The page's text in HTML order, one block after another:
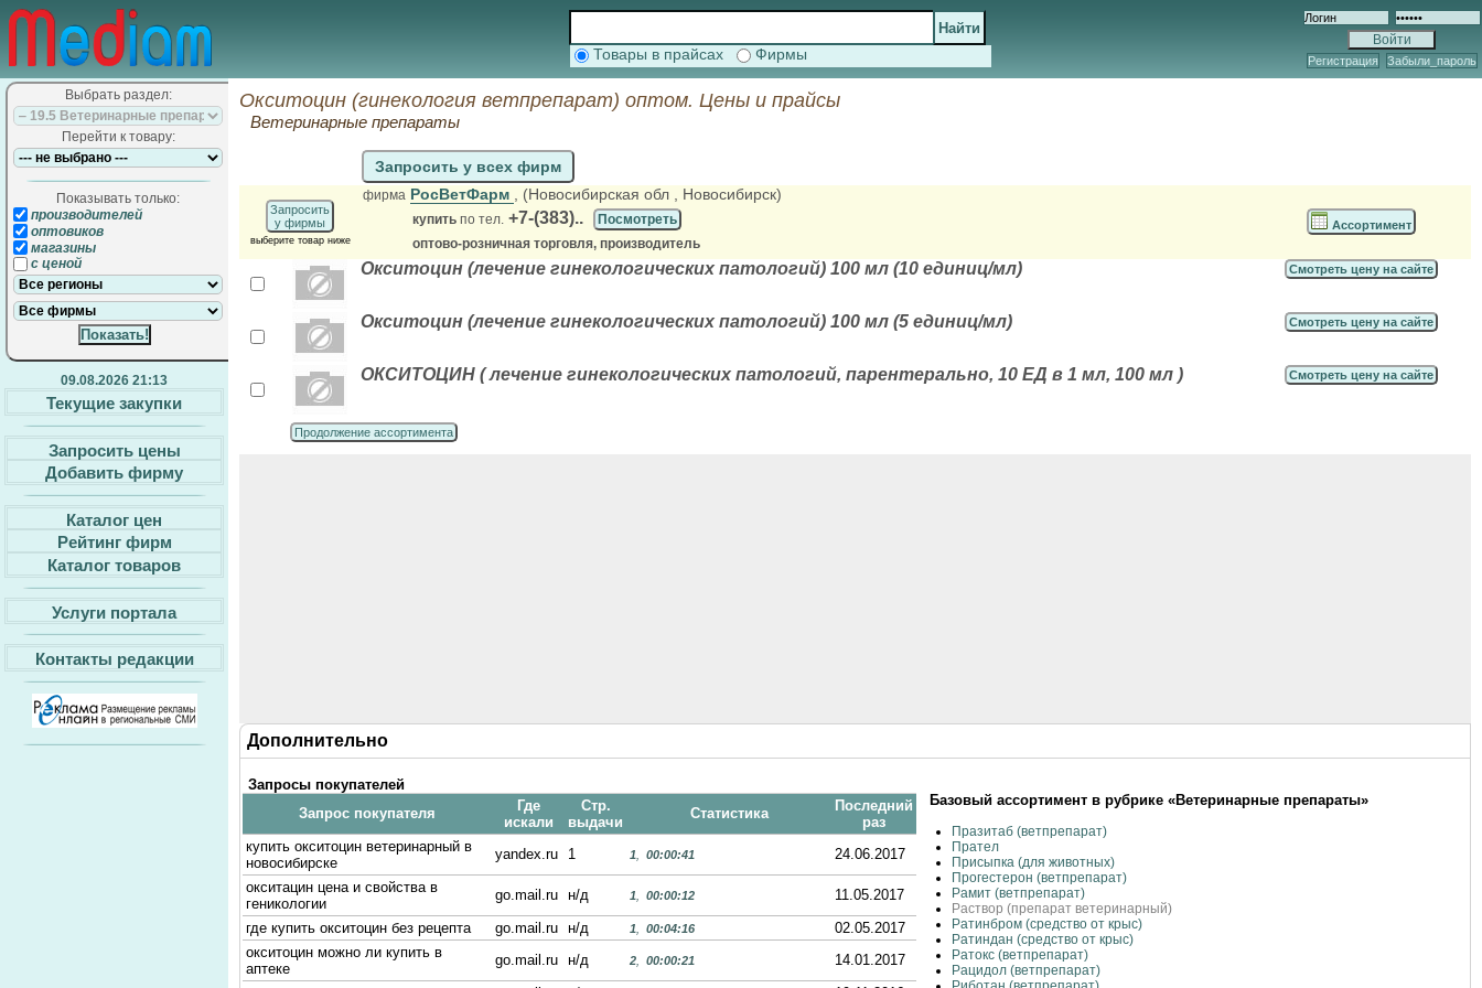
Товары в прайсах Фирмы Регистрация Забыли_пароль
Выбрать раздел:
Перейти к товару:
Показывать только:
производителей
оптовиков
магазины
с ценой
09.08.2026 21:13
Текущие закупки
Запросить цены
Добавить фирму
Каталог цен
Рейтинг фирм
Каталог товаров
Услуги портала
Контакты редакции
Окситоцин (гинекология ветпрепарат) оптом. Цены и прайсы
Ветеринарные препараты
Запросить у всех фирм
Запросить
у фирмы
выберите товар ниже
фирма РосВетФарм , (Новосибирская обл , Новосибирск)
купить по тел. +7-(383)..
Посмотреть
оптово-розничная торговля, производитель
Ассортимент
Окситоцин (лечение гинекологических патологий) 100 мл (10 единиц/мл) Смотреть цену на сайте
Окситоцин (лечение гинекологических патологий) 100 мл (5 единиц/мл) Смотреть цену на сайте
ОКСИТОЦИН ( лечение гинекологических патологий, парентерально, 10 ЕД в 1 мл, 100 мл ) Смотреть цену на сайте
Продолжение ассортимента
Дополнительно
Запросы покупателей
Запрос покупателя
Где
искали
Стр.
выдачи
Статистика
Последний
раз
купить окситоцин ветеринарный в
новосибирске
yandex.ru 1 1 00:00:41
24.06.2017
окситацин цена и свойства в
геникологии
go.mail.ru н/д 1 00:00:12
11.05.2017
где купить окситоцин без рецепта
go.mail.ru н/д 1 00:04:16
02.05.2017
окситоцин можно ли купить в
аптеке
go.mail.ru н/д 2 00:00:21
14.01.2017
Базовый ассортимент в рубрике «Ветеринарные препараты»
Празитаб (ветпрепарат)
Прател
Присыпка (для животных)
Прогестерон (ветпрепарат)
Рамит (ветпрепарат)
Раствор (препарат ветеринарный)
Ратинбром (средство от крыс)
Ратиндан (средство от крыс)
Ратокс (ветпрепарат)
Рацидол (ветпрепарат)